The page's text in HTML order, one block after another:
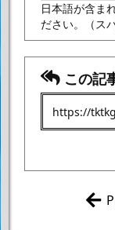
日本語が含ま
ださい。
（ス
この記